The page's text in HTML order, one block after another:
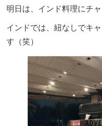
明日は、インド料理にチャ
インドでは、紐なしでキ
す（笑）